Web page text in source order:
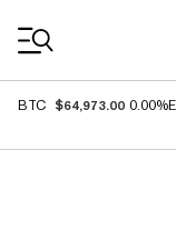
BTC $64,973.00 0.00%